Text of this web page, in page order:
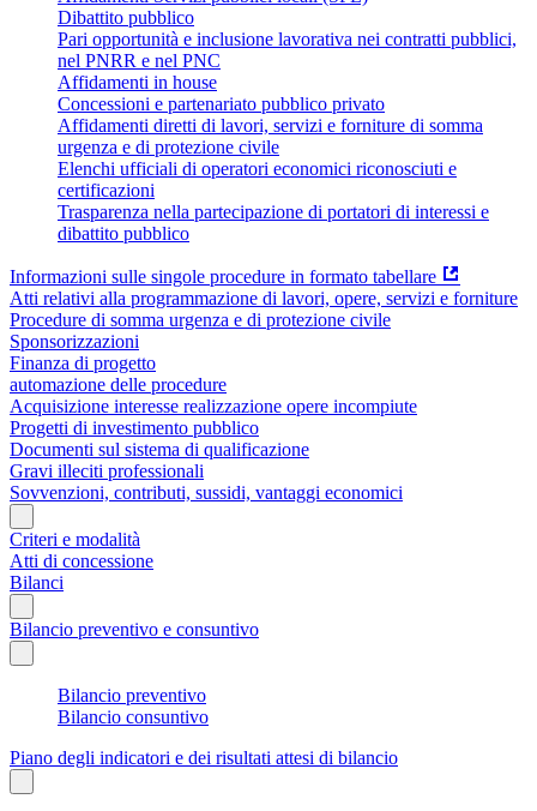
Dibattito pubblico
Pari opportunità e inclusione lavorativa nei contratti pubblici,
nel PNRR e nel PNC
Affidamenti in house
Concessioni e partenariato pubblico privato
Affidamenti diretti di lavori, servizi e forniture di somma
urgenza e di protezione civile
Elenchi ufficiali di operatori economici riconosciuti e
certificazioni
Trasparenza nella partecipazione di portatori di interessi e
dibattito pubblico
Informazioni sulle singole procedure in formato tabellare
Atti relativi alla programmazione di lavori, opere, servizi e forniture
Procedure di somma urgenza e di protezione civile
Sponsorizzazioni
Finanza di progetto
automazione delle procedure
Acquisizione interesse realizzazione opere incompiute
Progetti di investimento pubblico
Documenti sul sistema di qualificazione
Gravi illeciti professionali
Sovvenzioni, contributi, sussidi, vantaggi economici
Criteri e modalità
Atti di concessione
Bilanci
Bilancio preventivo e consuntivo
Bilancio preventivo
Bilancio consuntivo
Piano degli indicatori e dei risultati attesi di bilancio